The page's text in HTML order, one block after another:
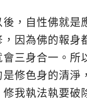
，自性佛就是
，因為佛的報身
三身合一。所
修色身的清淨
修我執法執要破